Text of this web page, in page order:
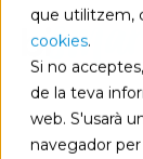
que utilitzem,
cookies.
Si no
de la teva
web. S'usarà
navegador